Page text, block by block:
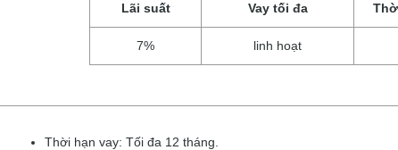
Lãi suất
7%
Vay tối đa
linh hoạt
Thời hạn vay: Tối đa 12 tháng.